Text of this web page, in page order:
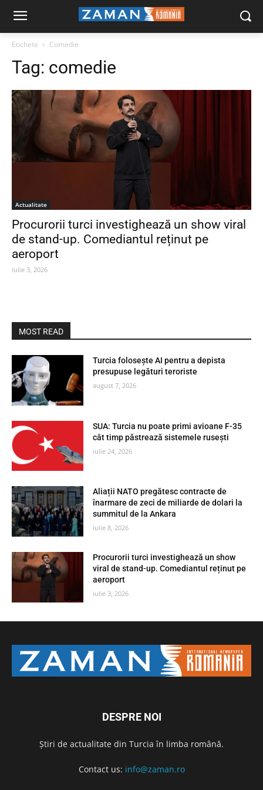
Etichete Comedie
Tag: comedie
Actualitate
Procurorii turci investighează un show viral
de stand-up. Comediantul reținut pe
aeroport
iulie 3, 2026
MOST READ
Turcia folosește AI pentru a depista
presupuse legături teroriste
august 7, 2026
SUA: Turcia nu poate primi avioane F-35
cât timp păstrează sistemele rusești
iulie 24, 2026
Aliații NATO pregătesc contracte de
înarmare de zeci de miliarde de dolari la
summitul de la Ankara
iulie 8, 2026
Procurorii turci investighează un show
viral de stand-up. Comediantul reținut pe
aeroport
iulie 3, 2026
DESPRE NOI
Știri de actualitate din Turcia în limba română.
Contact us: info@zaman.ro